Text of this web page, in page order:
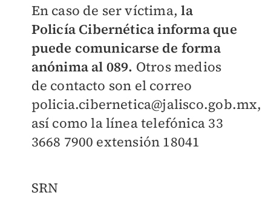
En caso de ser víctima,la
Policía Cibernética informa que
puede comunicarse de forma
anónima al 089. Otros medios
de contacto son el correo
policia.cibernetica@jalisco.gob.mx,
así como la línea telefónica 33
3668 7900 extensión 18041
SRN